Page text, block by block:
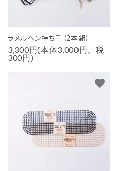
ラメルヘン持ち手（2本組）
3,300円(本体3,000円、税
300円)
favorite